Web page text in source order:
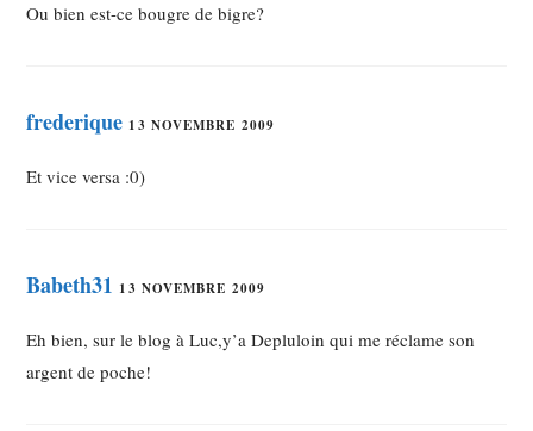
Ou bien est-ce bougre de bigre?
frederique 13 NOVEMBRE 2009
Et vice versa :0)
Babeth31 13 NOVEMBRE 2009
Eh bien, sur le blog à Luc,y’a Depluloin qui me réclame son
argent de poche!